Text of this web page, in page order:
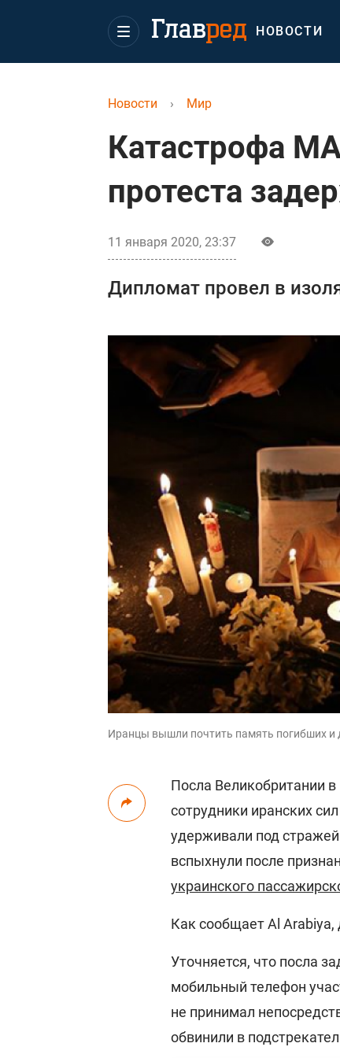
НОВОСТИ
Новости › Мир
Катастрофа
протеста
11 января 2020, 23:37
Дипломат провел в
Иранцы вышли почтить память погибших и
Посла Великобритании
сотрудники иранских
удерживали под стражей
вспыхнули после
украинского
Как сообщает Аl Аrabiya,
Уточняется, что посла
мобильный телефон
не принимал
обвинили в